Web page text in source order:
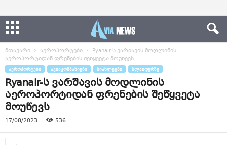
მთავარი აეროპორტები
Ryanair-ს ვარშავის მოდლინის
აეროპორტიდან ფრენების შეწყვეტა მოუწევს
ᲐᲔᲠᲝᲞᲝᲠᲢᲔᲑᲘ ᲐᲕᲘᲐᲙᲝᲛᲞᲐᲜᲘᲔᲑᲘ ᲡᲘᲐᲮᲚᲔᲔᲑᲘ ᲡᲚᲐᲘᲓᲔᲠᲖᲔ
Ryanair-ს ვარშავის მოდლინის
აეროპორტიდან ფრენების შეწყვეტა
მოუწევს
17/08/2023 536